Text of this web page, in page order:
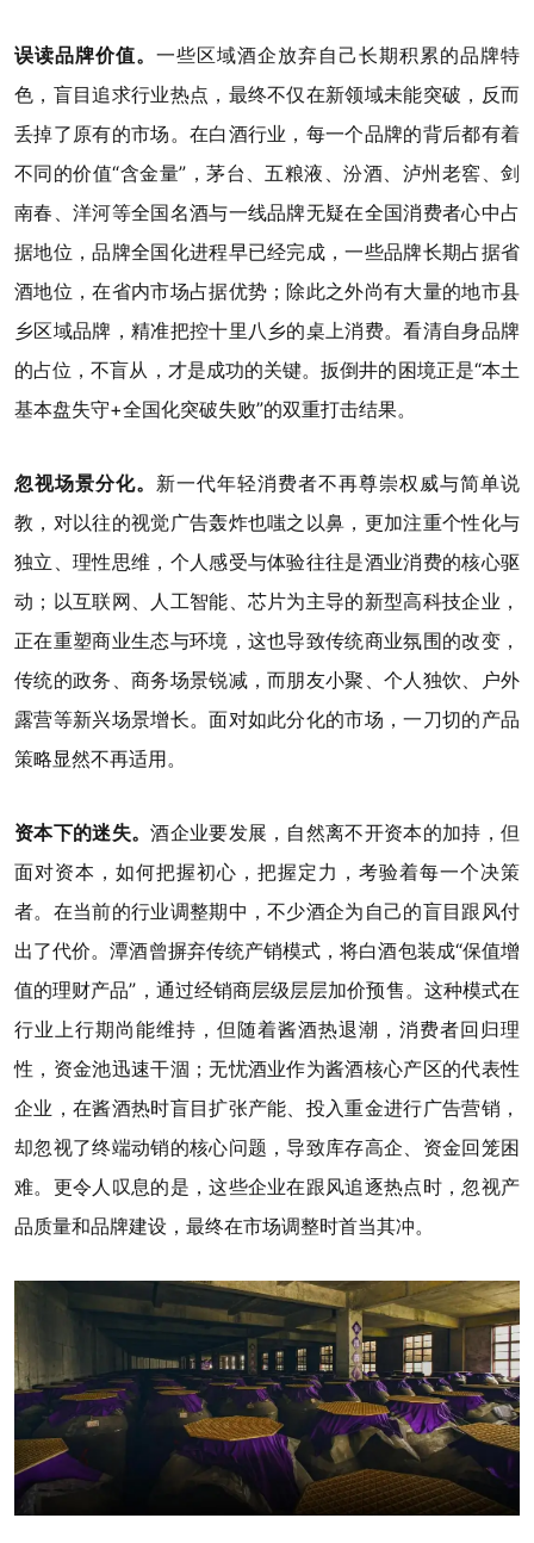
误读品牌价值。 一些区域酒企放弃自己长期积累的品牌特
色，盲目追求行业热点，最终不仅在新领域未能突破，反而
丢掉了原有的市场。在白酒行业，每一个品牌的背后都有着
不同的价值“含金量”，茅台、五粮液、汾酒、泸州老窖、剑
南春、洋河等全国名酒与一线品牌无疑在全国消费者心中占
据地位，品牌全国化进程早已经完成，一些品牌长期占据省
酒地位，在省内市场占据优势；除此之外尚有大量的地市县
乡区域品牌，精准把控十里八乡的桌上消费。看清自身品牌
的占位，不盲从，才是成功的关键。扳倒井的困境正是“本土
基本盘失守+全国化突破失败”的双重打击结果。
忽视场景分化。 新一代年轻消费者不再尊崇权威与简单说
教，对以往的视觉广告轰炸也嗤之以鼻，更加注重个性化与
独立、理性思维，个人感受与体验往往是酒业消费的核心驱
动；以互联网、人工智能、芯片为主导的新型高科技企业，
正在重塑商业生态与环境，这也导致传统商业氛围的改变，
传统的政务、商务场景锐减，而朋友小聚、个人独饮、户外
露营等新兴场景增长。面对如此分化的市场，一刀切的产品
策略显然不再适用。
资本下的迷失。酒企业要发展，自然离不开资本的加持，但
面对资本，如何把握初心，把握定力，考验着每一个决策
者。在当前的行业调整期中，不少酒企为自己的盲目跟风付
出了代价。潭酒曾摒弃传统产销模式，将白酒包装成“保值增
值的理财产品”，通过经销商层级层层加价预售。这种模式在
行业上行期尚能维持，但随着酱酒热退潮，消费者回归理
性，资金池迅速干涸；无忧酒业作为酱酒核心产区的代表性
企业，在酱酒热时盲目扩张产能、投入重金进行广告营销，
却忽视了终端动销的核心问题，导致库存高企、资金回笼困
难。更令人叹息的是，这些企业在跟风追逐热点时，忽视产
品质量和品牌建设，最终在市场调整时首当其冲。